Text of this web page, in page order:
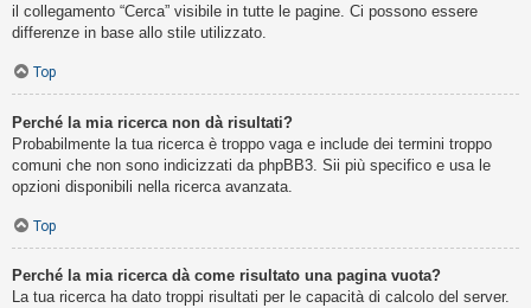
il collegamento “Cerca” visibile in tutte le pagine. Ci possono essere
differenze in base allo stile utilizzato.
Top
Perché la mia ricerca non dà risultati?
Probabilmente la tua ricerca è troppo vaga e include dei termini troppo
comuni che non sono indicizzati da phpBB3. Sii più specifico e usa le
opzioni disponibili nella ricerca avanzata.
Top
Perché la mia ricerca dà come risultato una pagina vuota?
La tua ricerca ha dato troppi risultati per le capacità di calcolo del server.